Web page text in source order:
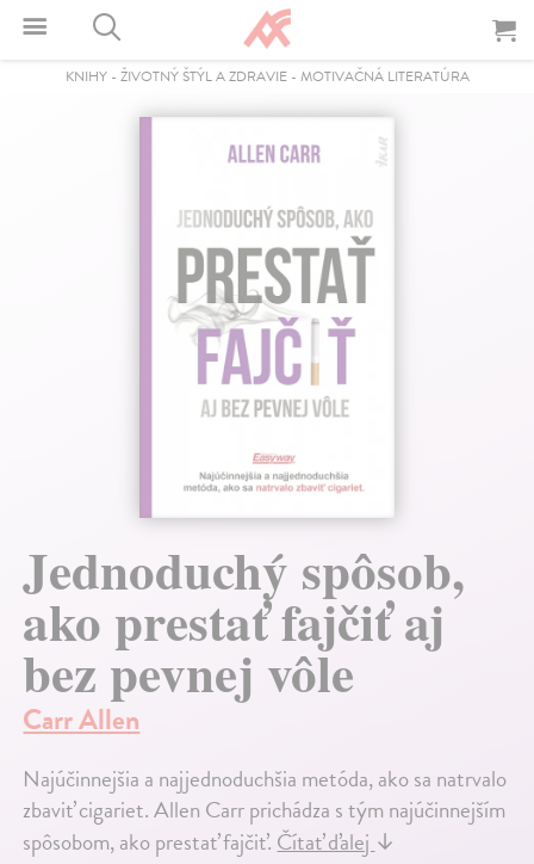
KNIHY- ŽIVOTNÝ ŠTÝL A ZDRAVIE- MOTIVAČNÁ LITERATÚRA
Jednoduchý spôsob,
ako prestať fajčiť aj
bez pevnej vôle
Carr Allen
Najúčinnejšia a najjednoduchšia metóda, ako sa natrvalo
zbaviť cigariet. Allen Carr prichádza s tým najúčinnejším
spôsobom, ako prestať fajčiť.Čítať ďalej↓